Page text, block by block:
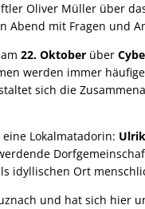
Oliver Müller über
Abend mit Fragen und
22. Oktober über
werden immer
sich die
eine Lokalmatadorin:
idyllischen Ort
und hat sich hier